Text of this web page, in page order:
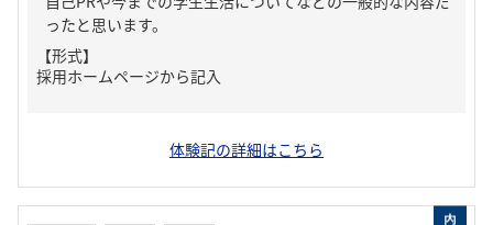
ったと思います。
【形式】
採用ホームページから記入
体験記の詳細はこちら